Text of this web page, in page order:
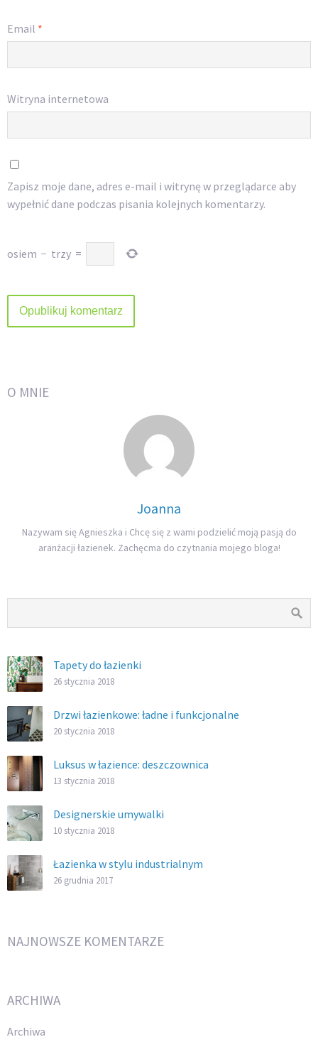
Email *
Witryna internetowa
Zapisz moje dane, adres e-mail i witrynę w przeglądarce aby
wypełnić dane podczas pisania kolejnych komentarzy.
osiem − trzy =
O MNIE
Joanna
Nazywam się Agnieszka i Chcę się z wami podzielić moją pasją do
aranżacji łazienek. Zachęcma do czytnania mojego bloga!
Tapety do łazienki
26 stycznia 2018
Drzwi łazienkowe: ładne i funkcjonalne
20 stycznia 2018
Luksus w łazience: deszczownica
13 stycznia 2018
Designerskie umywalki
10 stycznia 2018
Łazienka w stylu industrialnym
26 grudnia 2017
NAJNOWSZE KOMENTARZE
ARCHIWA
Archiwa